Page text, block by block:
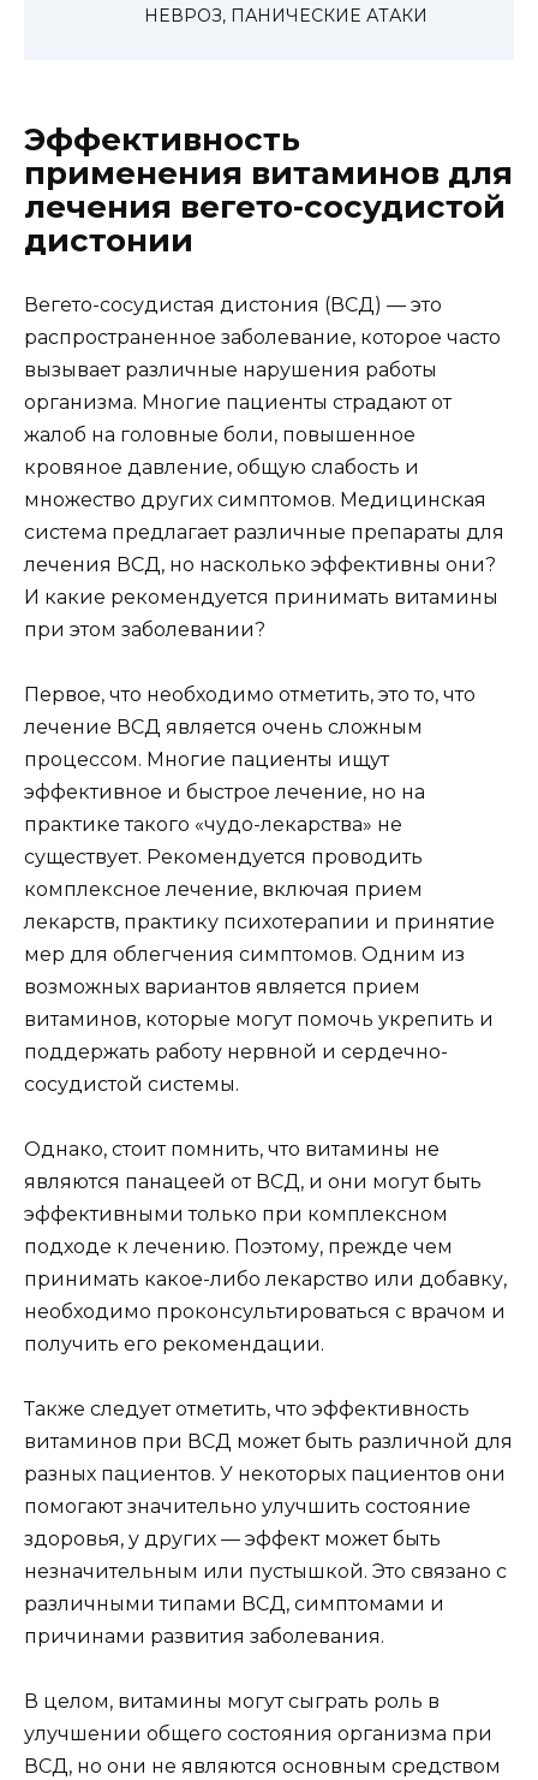
НЕВРОЗ, ПАНИЧЕСКИЕ АТАКИ
Эффективность
применения витаминов для
лечения вегето-сосудистой
дистонии
Вегето-сосудистая дистония (ВСД) — это
распространенное заболевание, которое часто
вызывает различные нарушения работы
организма. Многие пациенты страдают от
жалоб на головные боли, повышенное
кровяное давление, общую слабость и
множество других симптомов. Медицинская
система предлагает различные препараты для
лечения ВСД, но насколько эффективны они?
И какие рекомендуется принимать витамины
при этом заболевании?
Первое, что необходимо отметить, это то, что
лечение ВСД является очень сложным
процессом. Многие пациенты ищут
эффективное и быстрое лечение, но на
практике такого «чудо-лекарства» не
существует. Рекомендуется проводить
комплексное лечение, включая прием
лекарств, практику психотерапии и принятие
мер для облегчения симптомов. Одним из
возможных вариантов является прием
витаминов, которые могут помочь укрепить и
поддержать работу нервной и сердечно-
сосудистой системы.
Однако, стоит помнить, что витамины не
являются панацеей от ВСД, и они могут быть
эффективными только при комплексном
подходе к лечению. Поэтому, прежде чем
принимать какое-либо лекарство или добавку,
необходимо проконсультироваться с врачом и
получить его рекомендации.
Также следует отметить, что эффективность
витаминов при ВСД может быть различной для
разных пациентов. У некоторых пациентов они
помогают значительно улучшить состояние
здоровья, у других — эффект может быть
незначительным или пустышкой. Это связано с
различными типами ВСД, симптомами и
причинами развития заболевания.
В целом, витамины могут сыграть роль в
улучшении общего состояния организма при
ВСД, но они не являются основным средством